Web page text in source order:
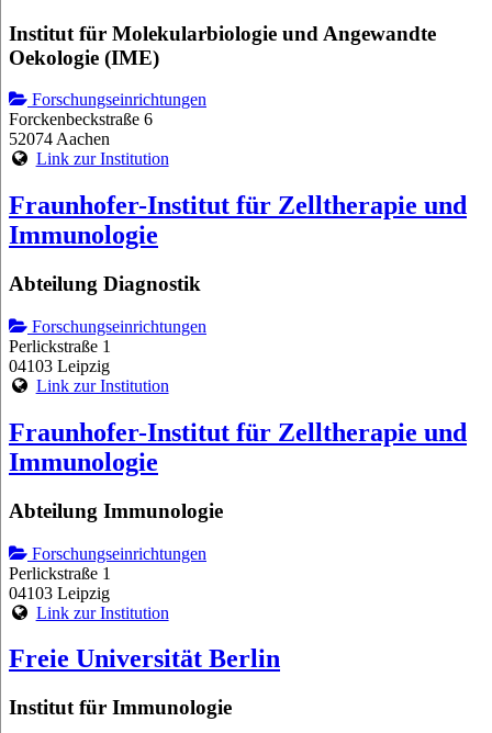
Institut für Molekularbiologie und Angewandte
Oekologie (IME)
Forschungseinrichtungen
Forckenbeckstraße 6
52074 Aachen
Link zur Institution
Fraunhofer-Institut für Zelltherapie und
Immunologie
Abteilung Diagnostik
Forschungseinrichtungen
Perlickstraße 1
04103 Leipzig
Link zur Institution
Fraunhofer-Institut für Zelltherapie und
Immunologie
Abteilung Immunologie
Forschungseinrichtungen
Perlickstraße 1
04103 Leipzig
Link zur Institution
Freie Universität Berlin
Institut für Immunologie